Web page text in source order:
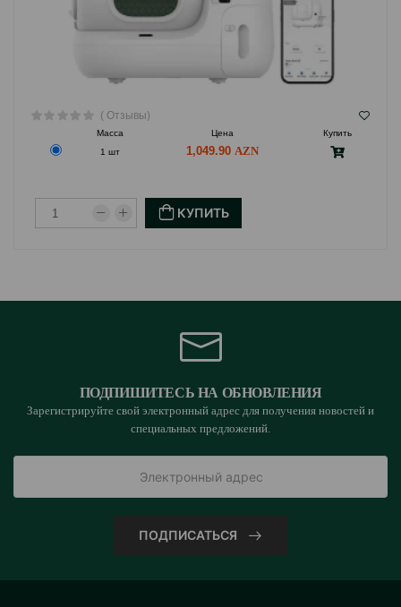
( Отзывы)
Масса Цена
Купить
1 шт
1,049.90
КУПИТЬ
ПОДПИШИТЕСЬ НА ОБНОВЛЕНИЯ
Зарегистрируйте свой электронный адрес для получения новостей и
специальных предложений.
ПОДПИСАТЬСЯ